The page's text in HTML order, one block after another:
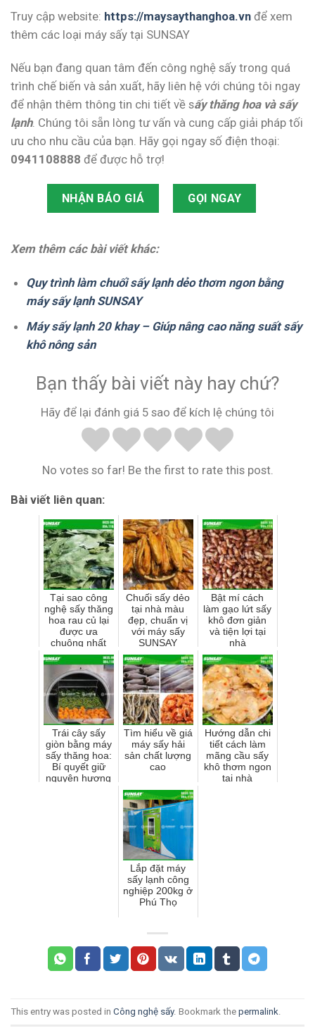
Truy cập website: https://maysaythanghoa.vn để xem
thêm các loại máy sấy tại SUNSAY
Nếu bạn đang quan tâm đến công nghệ sấy trong quá
trình chế biến và sản xuất, hãy liên hệ với chúng tôi ngay
để nhận thêm thông tin chi tiết về sấy thăng hoa và sấy
lạnh. Chúng tôi sẵn lòng tư vấn và cung cấp giải pháp tối
ưu cho nhu cầu của bạn. Hãy gọi ngay số điện thoại:
0941108888 để được hỗ trợ!
NHẬN BÁO GIÁ GỌI NGAY
Xem thêm các bài viết khác:
Quy trình làm chuối sấy lạnh dẻo thơm ngon bằng
máy sấy lạnh SUNSAY
Máy sấy lạnh 20 khay – Giúp nâng cao năng suất sấy
khô nông sản
Bạn thấy bài viết này hay chứ?
Hãy để lại đánh giá 5 sao để kích lệ chúng tôi
No votes so far! Be the first to rate this post.
Bài viết liên quan:
Tại sao công
nghệ sấy thăng
hoa rau củ lại
được ưa
chuộng nhất
hiện nay
Chuối sấy dẻo
tại nhà màu
đẹp, chuẩn vị
với máy sấy
SUNSAY
Bật mí cách
làm gạo lứt sấy
khô đơn giản
và tiện lợi tại
nhà
Trái cây sấy
giòn bằng máy
sấy thăng hoa:
Bí quyết giữ
nguyên hương
Tìm hiểu về giá
máy sấy hải
sản chất lượng
cao
Hướng dẫn chi
tiết cách làm
mãng cầu sấy
khô thơm ngon
tại nhà
Lắp đặt máy
sấy lạnh công
nghiệp 200kg ở
Phú Thọ
This entry was posted in Công nghệ sấy. Bookmark the permalink.